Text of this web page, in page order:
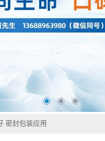
密封包装应用